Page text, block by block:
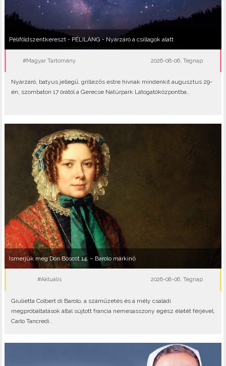
Péliföldszentkereszt - PÉLILÁNG - Nyárzáró a csillagok alatt
#Magyar Tartomány 2026-08-06, Tegnap
Nyárzáró, batyus jellegű, grillezős estre hívnak mindenkit augusztus 29-
én, szombaton 17 órától a Gerecse Natúrpark Látogatóközpontba..
Ismerjük meg Don Boscót 14. – Barolo márkinő
#Aktuális 2026-08-06, Tegnap
Giulietta Colbert di Barolo, a száműzetés és a mély családi
megpróbáltatások által sújtott francia nemesasszony egész életét férjével,
Carlo Tancredi..